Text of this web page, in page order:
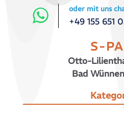
oder mit uns
+49 155 651
S-
Otto-
Bad